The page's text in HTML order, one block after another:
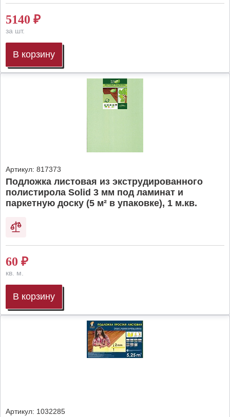
5140 ₽
за шт.
В корзину
Артикул: 817373
Подложка листовая из экструдированного
полистирола Solid 3 мм под ламинат и
паркетную доску (5 м² в упаковке), 1 м.кв.
60 ₽
кв. м.
В корзину
Артикул: 1032285